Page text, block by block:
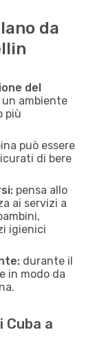
da
del
ambiente
più
può essere
di bere
pensa allo
ai servizi a
igienici
durante il
in modo da
Cuba a